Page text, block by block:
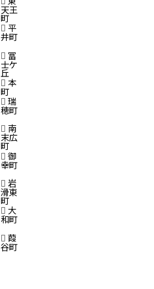
天王
町
平
井町
冨
士ケ
丘
本
町
瑞
穂町
南
末広
町
御
幸町
岩
滑東
町
大
和町
葭
谷町